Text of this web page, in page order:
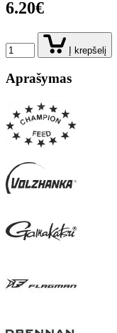
6.20€
Į krepšelį
Aprašymas